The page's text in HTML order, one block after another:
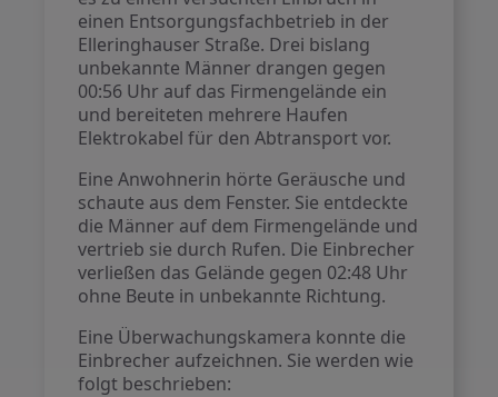
einen Entsorgungsfachbetrieb in der
Elleringhauser Straße. Drei bislang
unbekannte Männer drangen gegen
00:56 Uhr auf das Firmengelände ein
und bereiteten mehrere Haufen
Elektrokabel für den Abtransport vor.
Eine Anwohnerin hörte Geräusche und
schaute aus dem Fenster. Sie entdeckte
die Männer auf dem Firmengelände und
vertrieb sie durch Rufen. Die Einbrecher
verließen das Gelände gegen 02:48 Uhr
ohne Beute in unbekannte Richtung.
Eine Überwachungskamera konnte die
Einbrecher aufzeichnen. Sie werden wie
folgt beschrieben: